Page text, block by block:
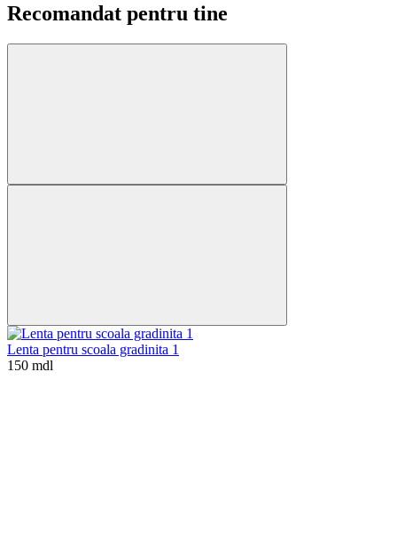
Recomandat pentru tine
Lenta pentru scoala gradinita 1
150 mdl